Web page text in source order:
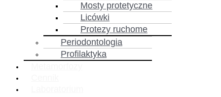
Mosty protetyczne
Licówki
Protezy ruchome
Periodontologia
Profilaktyka